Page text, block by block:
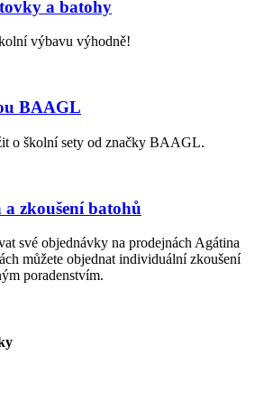
a batohy
výbavu výhodně!
BAAGL
o školní sety od značky BAAGL.
zkoušení batohů
své objednávky na prodejnách Agátina
můžete objednat individuální zkoušení
poradenstvím.